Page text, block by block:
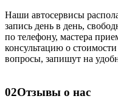
Наши автосервисы
запись день в день,
по телефону, мастера
консультацию о
вопросы, запишут на
02Отзывы о нас